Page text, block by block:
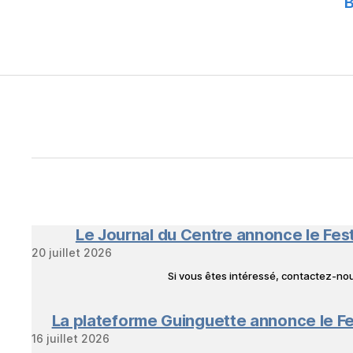
Le Journal du Centre annonce le
20 juillet 2026
Si vous êtes intéressé, contactez-
La plateforme Guinguette annonce le
16 juillet 2026